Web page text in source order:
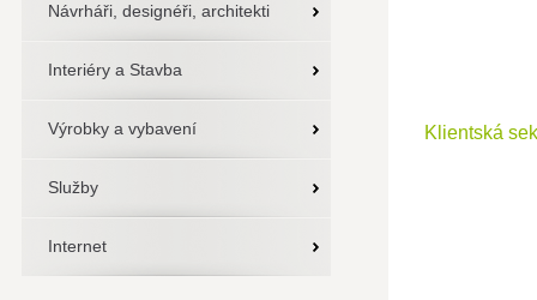
Návrháři, designéři, architekti
Interiéry a Stavba
Výrobky a vybavení
Služby
Internet
Klientská